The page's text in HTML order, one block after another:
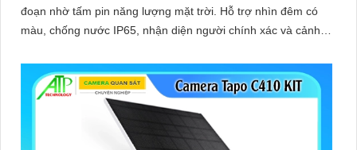
đoạn nhờ tấm pin năng lượng mặt trời. Hỗ trợ nhìn đêm có
màu, chống nước IP65, nhận diện người chính xác và cảnh